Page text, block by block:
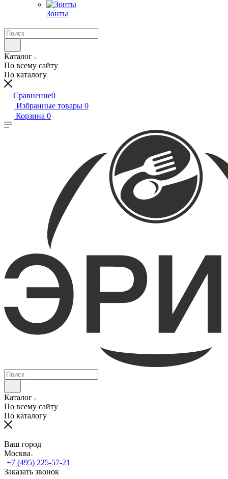
Зонты
Каталог
По всему сайту
По каталогу
Сравнение0
Избранные товары 0
Корзина 0
Каталог
По всему сайту
По каталогу
Ваш город
Москва
+7 (495) 225-57-21
Заказать звонок